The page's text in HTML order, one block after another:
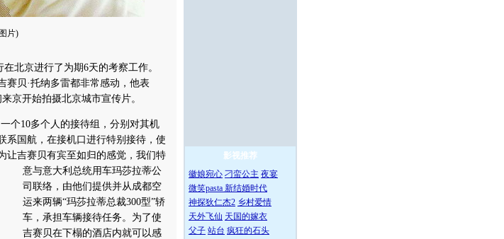
片)
北京进行了为期6天的考察工作。
赛贝·托纳多雷都非常感动，他表
京开始拍摄北京城市宣传片。
10多个人的接待组，分别对其机
系国航，在接机口进行特别接待，使
让吉赛贝有宾至如归的感觉，我们特
意与意大利总统用车玛莎拉蒂公
司联络，由他们提供并从成都空
运来两辆“玛莎拉蒂总裁300型”轿
车，承担车辆接待任务。为了使
吉赛贝在下榻的酒店内就可以感
影视推荐
徽娘宛心 刁蛮公主 夜宴
微笑pasta 新结婚时代
神探狄仁杰2 乡村爱情
天外飞仙 天国的嫁衣
父子 站台 疯狂的石头